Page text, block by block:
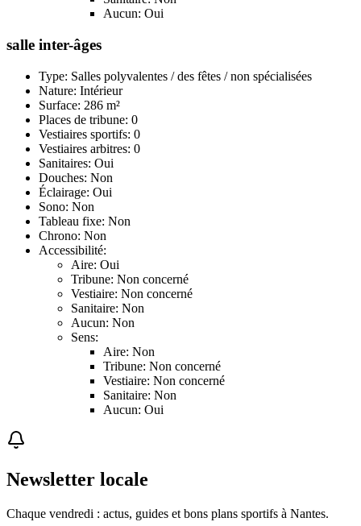
Aucun: Oui
salle inter-âges
Type: Salles polyvalentes / des fêtes / non spécialisées
Nature: Intérieur
Surface: 286 m²
Places de tribune: 0
Vestiaires sportifs: 0
Vestiaires arbitres: 0
Sanitaires: Oui
Douches: Non
Éclairage: Oui
Sono: Non
Tableau fixe: Non
Chrono: Non
Accessibilité:
Aire: Oui
Tribune: Non concerné
Vestiaire: Non concerné
Sanitaire: Non
Aucun: Non
Sens:
Aire: Non
Tribune: Non concerné
Vestiaire: Non concerné
Sanitaire: Non
Aucun: Oui
Newsletter locale
Chaque vendredi : actus, guides et bons plans sportifs à Nantes.